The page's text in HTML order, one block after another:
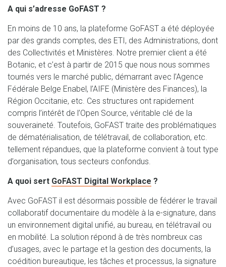
A qui s’adresse GoFAST ?
En moins de 10 ans, la plateforme GoFAST a été déployée
par des grands comptes, des ETI, des Administrations, dont
des Collectivités et Ministères. Notre premier client a été
Botanic, et c’est à partir de 2015 que nous nous sommes
tournés vers le marché public, démarrant avec l’Agence
Fédérale Belge Enabel, l’AIFE (Ministère des Finances), la
Région Occitanie, etc. Ces structures ont rapidement
compris l’intérêt de l’Open Source, véritable clé de la
souveraineté. Toutefois, GoFAST traite des problématiques
de dématérialisation, de télétravail, de collaboration, etc.
tellement répandues, que la plateforme convient à tout type
d’organisation, tous secteurs confondus.
A quoi sert GoFAST Digital Workplace ?
Avec GoFAST il est désormais possible de fédérer le travail
collaboratif documentaire du modèle à la e-signature, dans
un environnement digital unifié, au bureau, en télétravail ou
en mobilité. La solution répond à de très nombreux cas
d’usages, avec le partage et la gestion des documents, la
coédition bureautique, les tâches et processus, la signature